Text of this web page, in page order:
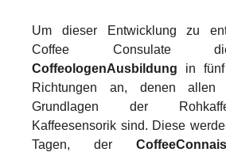
Um dieser Entwicklung zu
Coffee Consulate
CoffeologenAusbildung in fünf
Richtungen an, denen allen
Grundlagen der
Kaffeesensorik sind. Diese
Tagen, der